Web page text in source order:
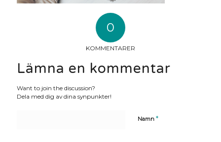
0
KOMMENTARER
Lämna en kommentar
Want to join the discussion?
Dela med dig av dina synpunkter!
Namn *